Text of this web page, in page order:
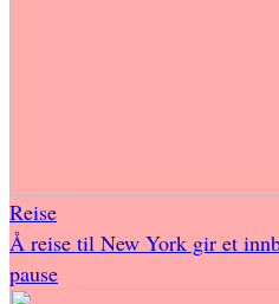
Reise
Å reise til New York gir et
pause